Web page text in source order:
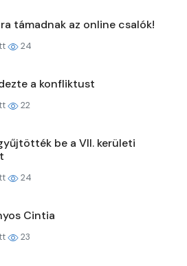
támadnak az online csalók!
24
a konfliktust
22
be a VII. kerületi
24
Cintia
23